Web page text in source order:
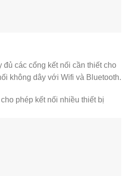
đủ các cổng kết nối cần thiết cho
không dây với Wifi và Bluetooth.
phép kết nối nhiều thiết bị